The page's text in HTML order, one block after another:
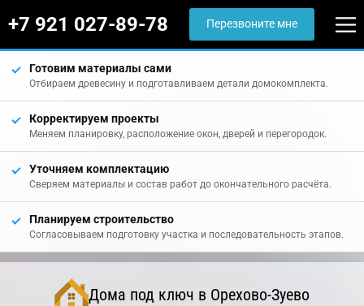
+7 921 027-89-78 Перезвоните мне
Готовим материалы сами
Отбираем древесину и подготавливаем детали домокомплекта.
Корректируем проекты
Меняем планировку, расположение окон, дверей и перегородок.
Уточняем комплектацию
Сверяем материалы и состав работ до окончательного расчёта.
Планируем строительство
Согласовываем подготовку участка и последовательность этапов.
Дома под ключ в Орехово-Зуево